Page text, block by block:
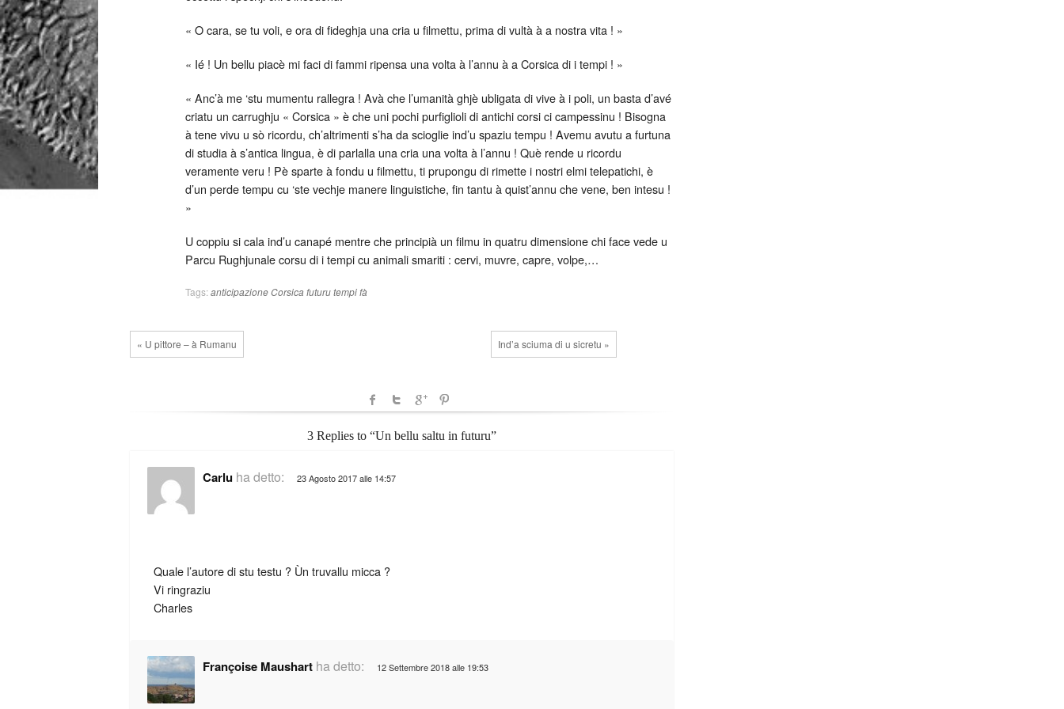
« O cara, se tu voli, e ora di fideghja una cria u filmettu, prima di vultà à a nostra vita ! »
« Ié ! Un bellu piacè mi faci di fammi ripensa una volta à l’annu à a Corsica di i tempi ! »
« Anc’à me ‘stu mumentu rallegra ! Avà che l’umanità ghjè ubligata di vive à i poli, un basta d’avé
criatu un carrughju « Corsica » è che uni pochi purfiglioli di antichi corsi ci campessinu ! Bisogna
à tene vivu u sò ricordu, ch’altrimenti s’ha da scioglie ind’u spaziu tempu ! Avemu avutu a furtuna
di studia à s’antica lingua, è di parlalla una cria una volta à l’annu ! Què rende u ricordu
veramente veru ! Pè sparte à fondu u filmettu, ti prupongu di rimette i nostri elmi telepatichi, è
d’un perde tempu cu ‘ste vechje manere linguistiche, fin tantu à quist’annu che vene, ben intesu !
»
U coppiu si cala ind’u canapé mentre che principià un filmu in quatru dimensione chi face vede u
Parcu Rughjunale corsu di i tempi cu animali smariti : cervi, muvre, capre, volpe,…
Tags: anticipazioneCorsica futurutempi fà
« U pittore – à Rumanu Ind’a sciuma di u sicretu »
3 Replies to “Un bellu saltu in futuru”
Carlu ha detto: 23 Agosto 2017 alle 14:57
Quale l’autore di stu testu ? Ùn truvallu micca ?
Vi ringraziu
Charles
Françoise Maushart ha detto: 12 Settembre 2018 alle 19:53